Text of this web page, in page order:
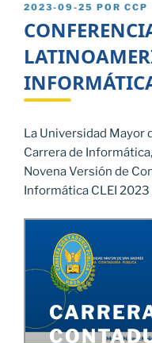
PUBLICADO
2023-09-25 POR CCP
La Universidad Mayor
Carrera de
Novena Versión de
Informática CLEI